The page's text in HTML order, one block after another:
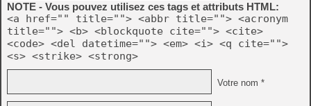
NOTE - Vous pouvez utilisez ces tags et attributs HTML:
<a href="" title=""> <abbr title=""> <acronym
title=""> <b> <blockquote cite=""> <cite>
<code> <del datetime=""> <em> <i> <q cite="">
<s> <strike> <strong>
Votre nom *